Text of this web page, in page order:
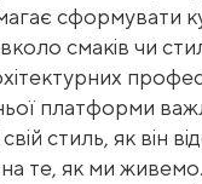
сформувати
смаків чи
платформи
стиль, як він
те, як ми